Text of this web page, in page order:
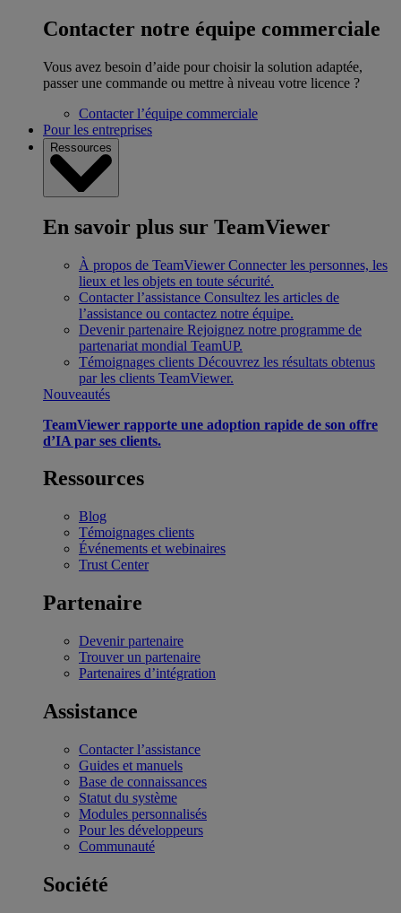
Contacter notre équipe commerciale
Vous avez besoin d’aide pour choisir la solution adaptée,
passer une commande ou mettre à niveau votre licence ?
Contacter l’équipe commerciale
Pour les entreprises
Ressources
En savoir plus sur TeamViewer
À propos de TeamViewer Connecter les personnes, les
lieux et les objets en toute sécurité.
Contacter l’assistance Consultez les articles de
l’assistance ou contactez notre équipe.
Devenir partenaire Rejoignez notre programme de
partenariat mondial TeamUP.
Témoignages clients Découvrez les résultats obtenus
par les clients TeamViewer.
Nouveautés
TeamViewer rapporte une adoption rapide de son offre
d’IA par ses clients.
Ressources
Blog
Témoignages clients
Événements et webinaires
Trust Center
Partenaire
Devenir partenaire
Trouver un partenaire
Partenaires d’intégration
Assistance
Contacter l’assistance
Guides et manuels
Base de connaissances
Statut du système
Modules personnalisés
Pour les développeurs
Communauté
Société